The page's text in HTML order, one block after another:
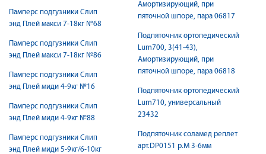
Памперс подгузники Слип
энд Плей макси 7-18кг №68
Памперс подгузники Слип
энд Плей макси 7-18кг №86
Памперс подгузники Слип
энд Плей миди 4-9кг №16
Памперс подгузники Слип
энд Плей миди 4-9кг №88
Памперс подгузники Слип
энд Плей миди 5-9кг/6-10кг
Амортизирующий, при
пяточной шпоре, пара 06817
Подпяточник ортопедический
Lum700, 3(41-43),
Амортизирующий, при
пяточной шпоре, пара 06818
Подпяточник ортопедический
Lum710, универсальный
23432
Подпяточник соламед реплет
арт.DP0151 р.M 3-6мм